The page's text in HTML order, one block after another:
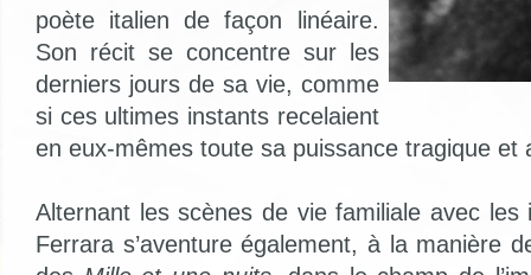
poète italien de façon linéaire.
Son récit se concentre sur les
derniers jours de sa vie, comme
si ces ultimes instants recelaient
en eux-mêmes toute sa puissance tragique et
Alternant les scènes de vie familiale avec les
Ferrara s’aventure également, à la manière